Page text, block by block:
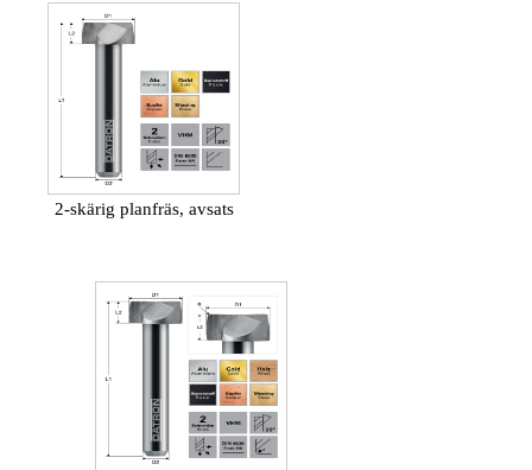
2-skärig planfräs, avsats